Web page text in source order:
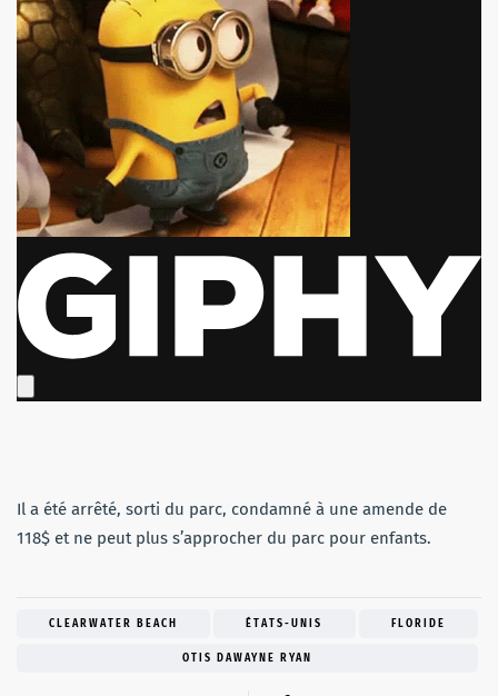
Il a été arrêté, sorti du parc, condamné à une amende de
118$ et ne peut plus s’approcher du parc pour enfants.
CLEARWATER BEACH ÉTATS-UNIS FLORIDE
OTIS DAWAYNE RYAN